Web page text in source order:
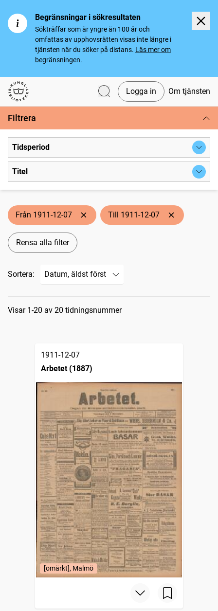
Begränsningar i sökresultaten
Sökträffar som är yngre än 100 år och
omfattas av upphovsrätten visas inte längre i
tjänsten när du söker på distans. Läs mer om
begränsningen.
Svenska tidningar
Logga in Om tjänsten
Filtrera
Tidsperiod
Titel
Från 1911-12-07 Till 1911-12-07
Rensa alla filter
Sortera:
Sökresultat
Visar 1-20 av 20 tidningsnummer
1911-12-07
Arbetet (1887)
[omärkt], Malmö